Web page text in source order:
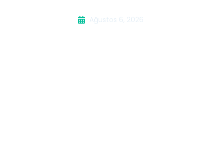
Ağustos 6, 2026